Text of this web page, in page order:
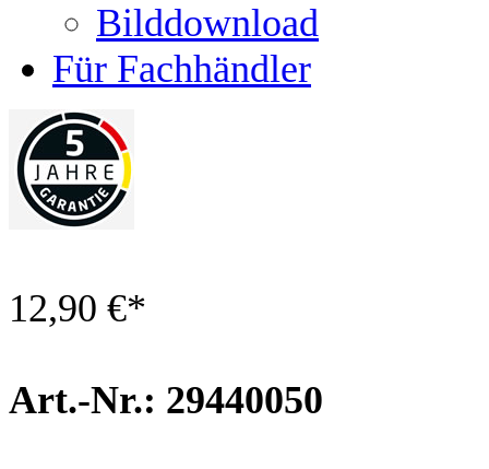
Bilddownload
Für Fachhändler
12,90 €*
Art.-Nr.: 29440050